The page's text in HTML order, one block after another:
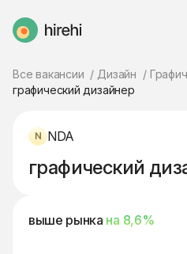
HireHi
Все вакансии Дизайн
графический дизайнер
NDA
графический
выше рынка на 8,6%